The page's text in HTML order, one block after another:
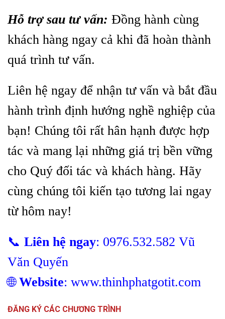
Hỗ trợ sau tư vấn: Đồng hành cùng
khách hàng ngay cả khi đã hoàn thành
quá trình tư vấn.
Liên hệ ngay để nhận tư vấn và bắt đầu
hành trình định hướng nghề nghiệp của
bạn! Chúng tôi rất hân hạnh được hợp
tác và mang lại những giá trị bền vững
cho Quý đối tác và khách hàng. Hãy
cùng chúng tôi kiến tạo tương lai ngay
từ hôm nay!
📞 Liên hệ ngay: 0976.532.582 Vũ
Văn Quyến
🌐Website: www.thinhphatgotit.com
ĐĂNG KÝ CÁC CHƯƠNG TRÌNH